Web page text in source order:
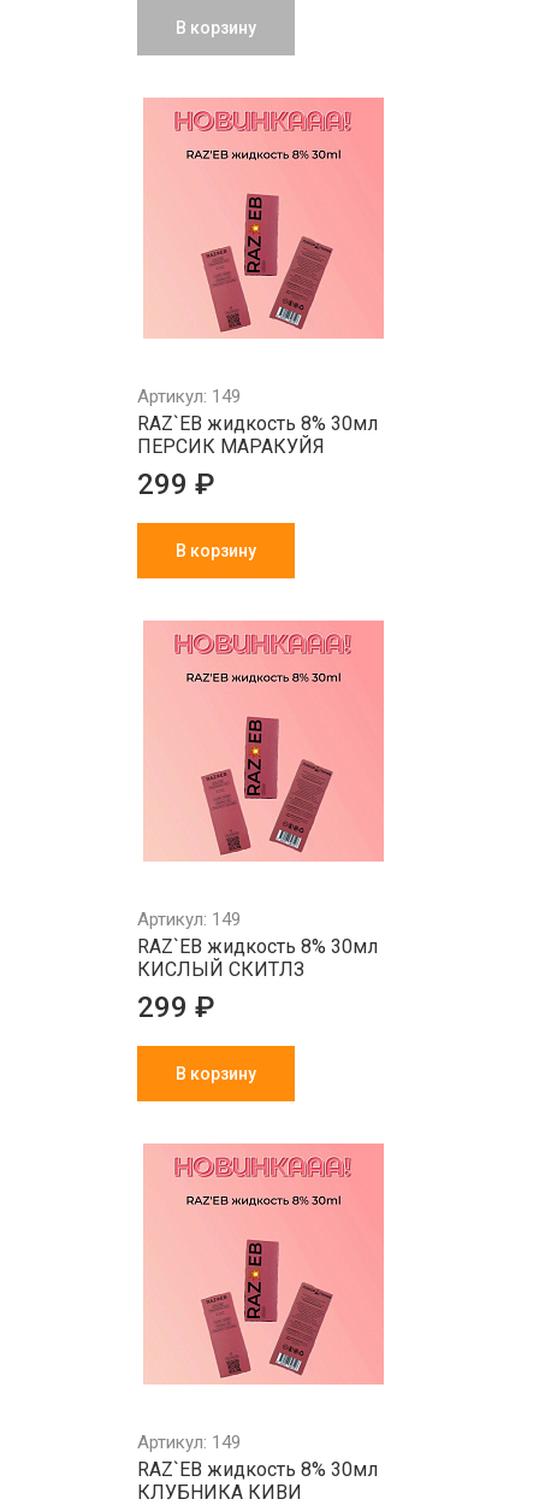
В корзину
Артикул: 149
RAZ`EB жидкость 8% 30мл
ПЕРСИК МАРАКУЙЯ
299 ₽
В корзину
Артикул: 149
RAZ`EB жидкость 8% 30мл
КИСЛЫЙ СКИТЛЗ
299 ₽
В корзину
Артикул: 149
RAZ`EB жидкость 8% 30мл
КЛУБНИКА КИВИ